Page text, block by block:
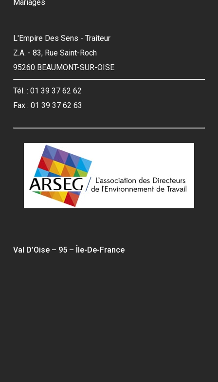
Mariages
L'Empire Des Sens - Traiteur
Z.A. - 83, Rue Saint-Roch
95260 BEAUMONT-SUR-OISE
Tél. : 01 39 37 62 62
Fax : 01 39 37 62 63
Val D’Oise – 95 – Île-De-France